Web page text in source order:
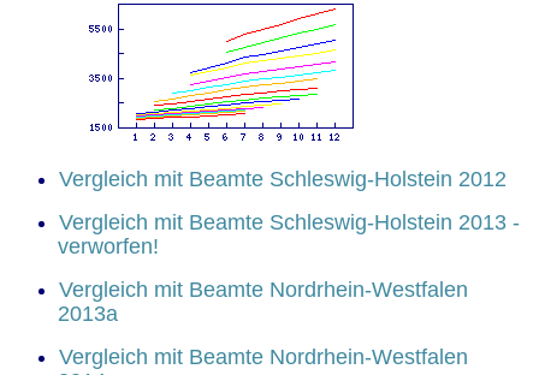
Vergleich mit Beamte Schleswig-Holstein 2012
Vergleich mit Beamte Schleswig-Holstein 2013 -
verworfen!
Vergleich mit Beamte Nordrhein-Westfalen
2013a
Vergleich mit Beamte Nordrhein-Westfalen